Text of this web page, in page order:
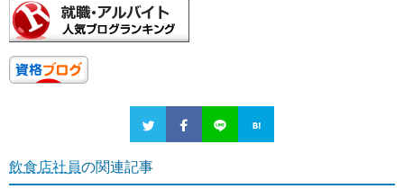
飲食店社員の関連記事